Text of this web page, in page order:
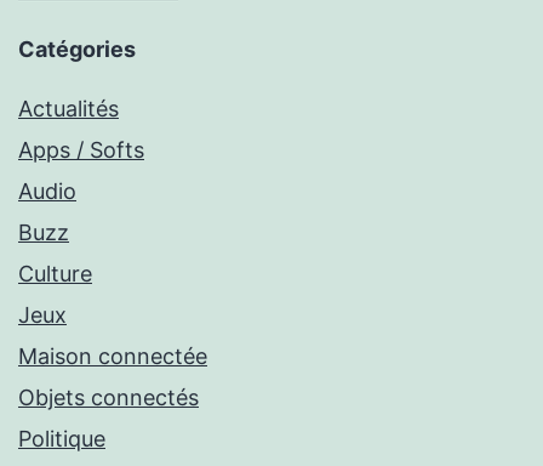
Catégories
Actualités
Apps / Softs
Audio
Buzz
Culture
Jeux
Maison connectée
Objets connectés
Politique